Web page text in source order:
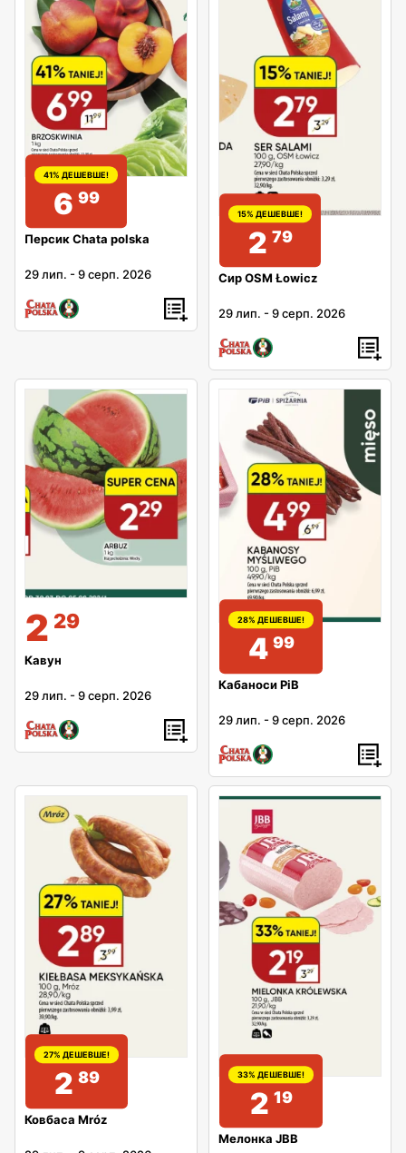
41% ДЕШЕВШЕ!
6 99
Персик Chata polska
29 лип. -9 серп. 2026
15% ДЕШЕВШЕ!
2 79
Сир OSM Łowicz
29 лип. -9 серп. 2026
2 29
Кавун
29 лип. -9 серп. 2026
28% ДЕШЕВШЕ!
4 99
Кабаноси PiB
29 лип. -9 серп. 2026
27% ДЕШЕВШЕ!
2 89
Ковбаса Mróz
33% ДЕШЕВШЕ!
2 19
Мелонка JBB